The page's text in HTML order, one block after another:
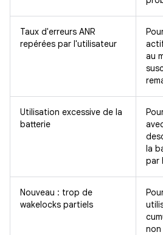
Taux d'erreurs ANR
repérées par l'utilisateur
au
Utilisation excessive de la
batterie
la
par
Nouveau : trop de
wakelocks partiels
non